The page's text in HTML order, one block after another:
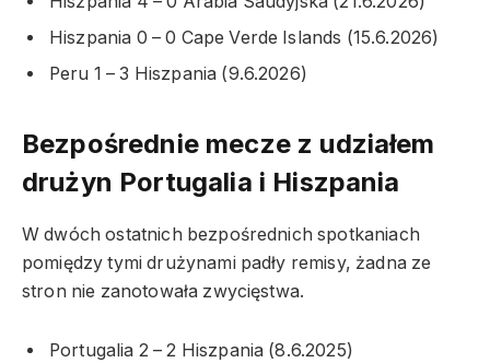
Hiszpania 0 – 0 Cape Verde Islands (15.6.2026)
Peru 1 – 3 Hiszpania (9.6.2026)
Bezpośrednie mecze z udziałem
drużyn Portugalia i Hiszpania
W dwóch ostatnich bezpośrednich spotkaniach
pomiędzy tymi drużynami padły remisy, żadna ze
stron nie zanotowała zwycięstwa.
Portugalia 2 – 2 Hiszpania (8.6.2025)